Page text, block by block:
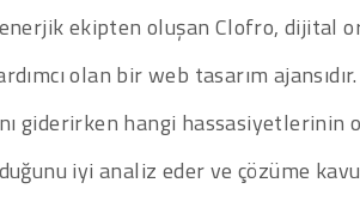
ekipten oluşan Clofro, dijital
olan bir web tasarım
giderirken hangi
iyi analiz eder ve çözüme